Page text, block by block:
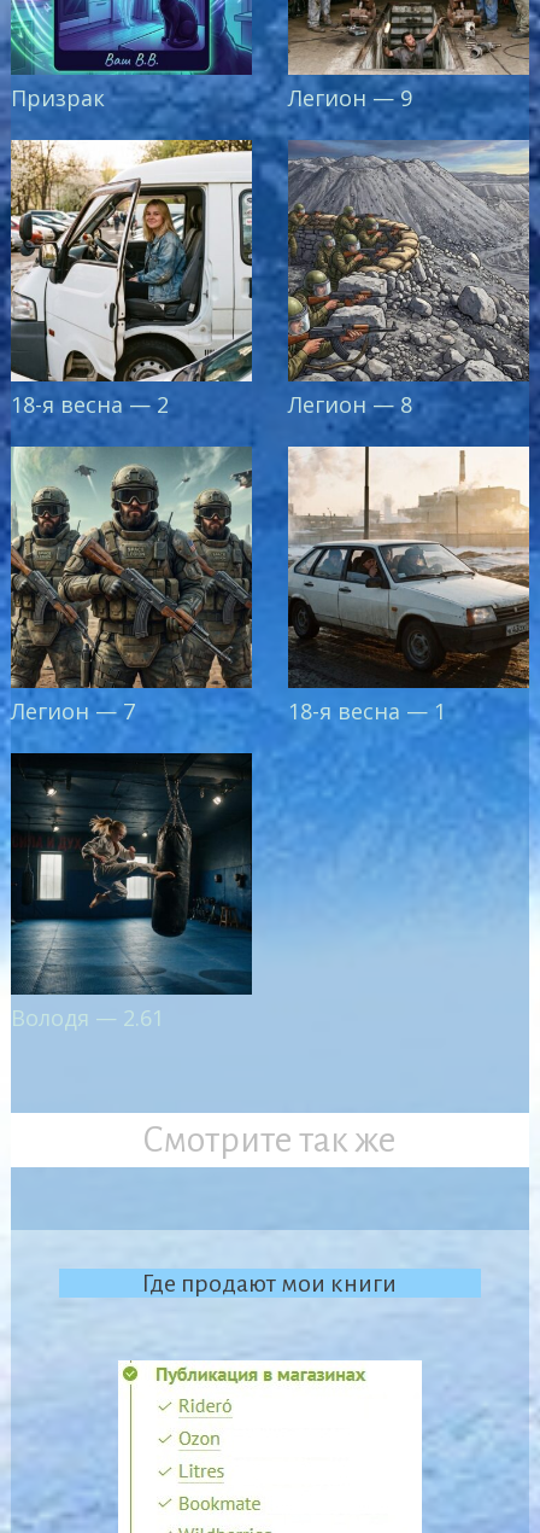
Призрак Легион — 9
18-я весна — 2 Легион — 8
Легион — 7 18-я весна — 1
Володя — 2.61
Смотрите так же
Где продают мои книги